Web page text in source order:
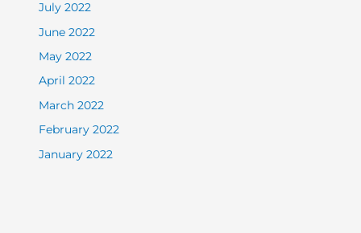
July 2022
June 2022
May 2022
April 2022
March 2022
February 2022
January 2022